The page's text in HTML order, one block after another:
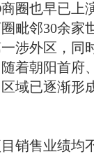
商圈也早已上
毗邻30余家
涉外区，同
着朝阳首府
域已逐渐形
销售业绩均